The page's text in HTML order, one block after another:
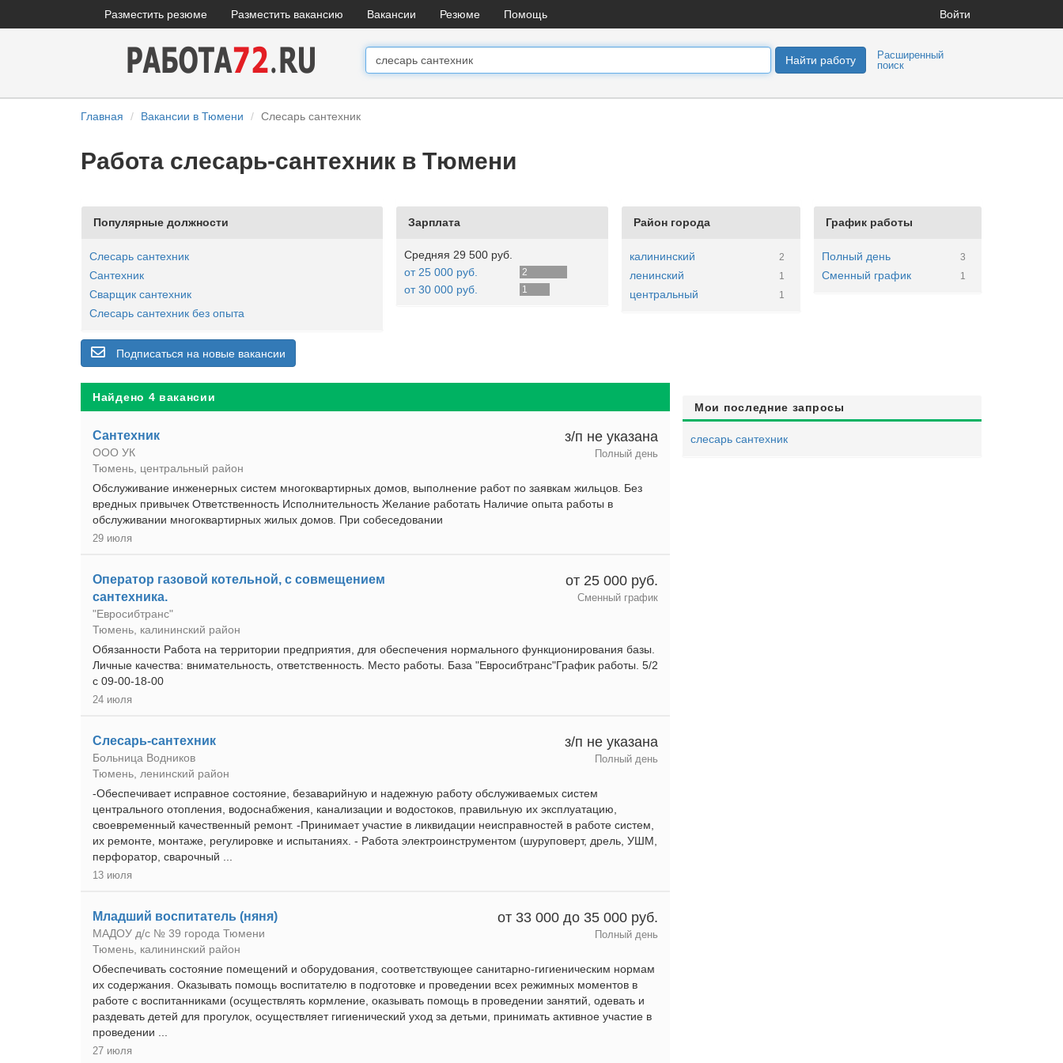
Разместить резюме Разместить вакансию Вакансии Резюме Помощь Войти
Найти работу
Расширенный
поиск
Главная Вакансии в Тюмени Слесарь сантехник
Работа слесарь-сантехник в Тюмени
Популярные должности
Слесарь сантехник
Сантехник
Сварщик сантехник
Слесарь сантехник без опыта
Зарплата
Средняя 29 500 руб.
от 25 000 руб.
2
от 30 000 руб. 1
Район города
калининский 2
ленинский 1
центральный 1
График работы
Полный день 3
Сменный график 1
Подписаться на новые вакансии
Найдено 4 вакансии
Сантехник
ООО УК
Тюмень, центральный район
з/п не указана
Полный день
Обслуживание инженерных систем многоквартирных домов, выполнение работ по заявкам жильцов. Без
вредных привычек Ответственность Исполнительность Желание работать Наличие опыта работы в
обслуживании многоквартирных жилых домов. При собеседовании
29 июля
Оператор газовой котельной, с совмещением
сантехника.
"Евросибтранс"
Тюмень, калининский район
от 25 000 руб.
Сменный график
Обязанности Работа на территории предприятия, для обеспечения нормального функционирования базы.
Личные качества: внимательность, ответственность. Место работы. База "Евросибтранс"График работы. 5/2
с 09-00-18-00
24 июля
Слесарь-сантехник
Больница Водников
Тюмень, ленинский район
з/п не указана
Полный день
-Обеспечивает исправное состояние, безаварийную и надежную работу обслуживаемых систем
центрального отопления, водоснабжения, канализации и водостоков, правильную их эксплуатацию,
своевременный качественный ремонт. -Принимает участие в ликвидации неисправностей в работе систем,
их ремонте, монтаже, регулировке и испытаниях. - Работа электроинструментом (шуруповерт, дрель, УШМ,
перфоратор, сварочный ...
13 июля
Младший воспитатель (няня)
МАДОУ д/с № 39 города Тюмени
Тюмень, калининский район
от 33 000 до 35 000 руб.
Полный день
Обеспечивать состояние помещений и оборудования, соответствующее санитарно-гигиеническим нормам
их содержания. Оказывать помощь воспитателю в подготовке и проведении всех режимных моментов в
работе с воспитанниками (осуществлять кормление, оказывать помощь в проведении занятий, одевать и
раздевать детей для прогулок, осуществляет гигиенический уход за детьми, принимать активное участие в
проведении ...
27 июля
Мои последние запросы
слесарь сантехник